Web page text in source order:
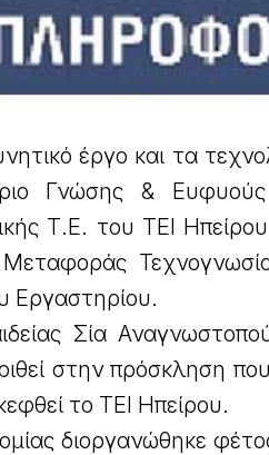
έργο και τα
Γνώσης &
Τ.Ε. του ΤΕΙ
Εργαστηρίου.
Σία
στην πρόσκληση
το ΤΕΙ Ηπείρου.
διοργανώθηκε